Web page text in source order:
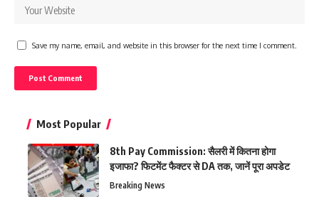
Save my name, email, and website in this browser for the next time I comment.
Most Popular
8th Pay Commission: सैलरी में कितना होगा
इजाफा? फिटमेंट फैक्टर से DA तक, जानें पूरा अपडेट
Breaking News